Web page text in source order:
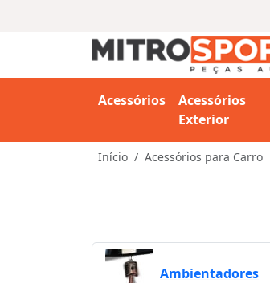
Acessórios
Acessórios
Exterior
Início Acessórios para Carro
Ambientadores